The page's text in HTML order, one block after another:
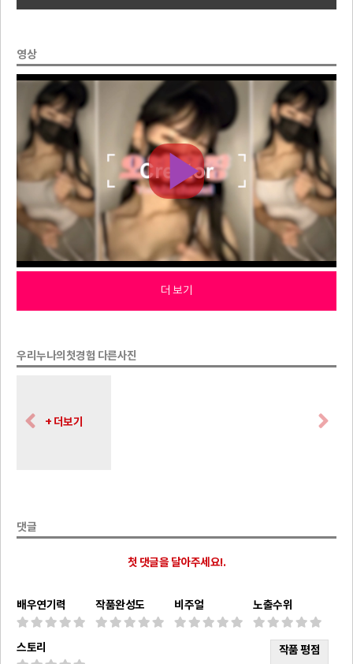
영상
더 보기
우리누나의첫경험 다른사진
+ 더보기
댓글
첫 댓글을 달아주세요!.
배우연기력 작품완성도 비주얼 노출수위
스토리 작품 평점